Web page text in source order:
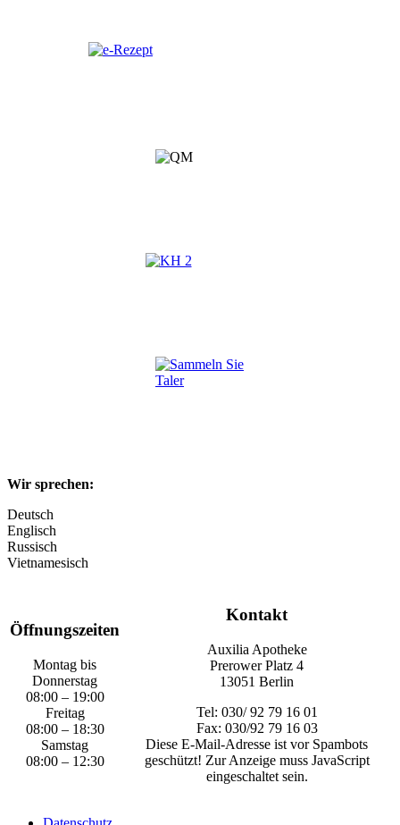
Wir sprechen:
Deutsch
Englisch
Russisch
Vietnamesisch
Öffnungszeiten
Montag bis
Donnerstag
08:00 – 19:00
Freitag
08:00 – 18:30
Samstag
08:00 – 12:30
Kontakt
Auxilia Apotheke
Prerower Platz 4
13051 Berlin
Tel: 030/ 92 79 16 01
Fax: 030/92 79 16 03
Diese E-Mail-Adresse ist vor Spambots
geschützt! Zur Anzeige muss JavaScript
eingeschaltet sein.